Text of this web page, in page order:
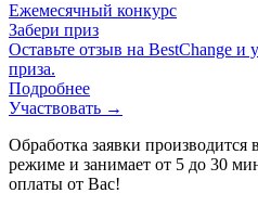
Ежемесячный конкурс
Забери приз
Оставьте отзыв на BestChange и
приза.
Подробнее
Участвовать →
Обработка заявки производится
режиме и занимает от 5 до 30
оплаты от Вас!